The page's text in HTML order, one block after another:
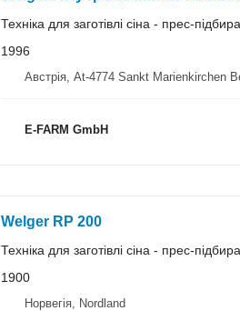
Техніка для заготівлі сіна - прес-
1996
Австрія, At-4774 Sankt Marienkirchen
E-FARM GmbH
Welger RP 200
Техніка для заготівлі сіна - прес-
1900
Норвегія, Nordland